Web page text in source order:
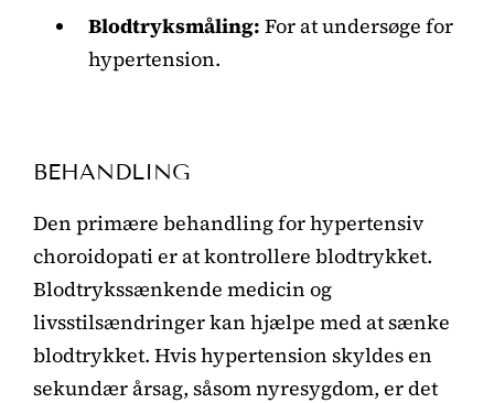
Blodtryksmåling: For at undersøge for
hypertension.
BEHANDLING
Den primære behandling for hypertensiv
choroidopati er at kontrollere blodtrykket.
Blodtrykssænkende medicin og
livsstilsændringer kan hjælpe med at sænke
blodtrykket. Hvis hypertension skyldes en
sekundær årsag, såsom nyresygdom, er det